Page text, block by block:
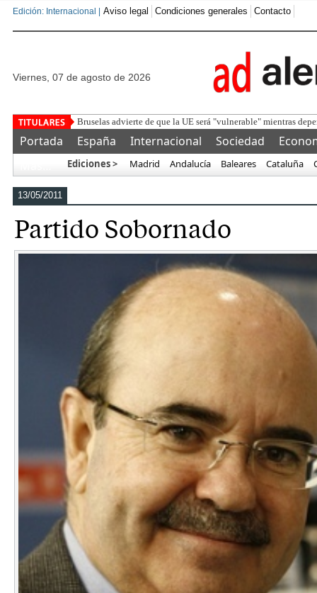
Edición: Internacional | Aviso legal Condiciones generales Contacto
viernes, 07 de agosto de 2026
Detenido un ma
Portada España Internacional Sociedad
Ediciones > Madrid Andalucía Baleares Cataluña
13/05/2011
Partido Sobornado